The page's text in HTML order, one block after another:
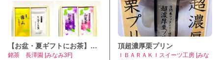
【お盆・夏ギフトにお茶】奥久慈茶・知覧茶・静岡茶から自由にお選びいただけます
銘茶 長澤園 [みなみ3F]
頂超濃厚栗プリン
ＩＢＡＲＡＫＩスイーツ工房 [みな